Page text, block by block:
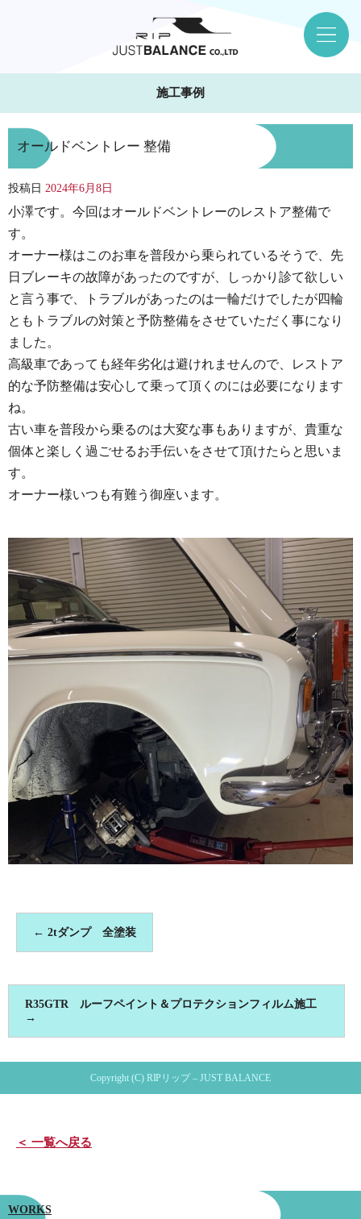
施工事例
オールドベントレー 整備
投稿日 2024年6月8日
小澤です。今回はオールドベントレーのレストア整備で
す。
オーナー様はこのお車を普段から乗られているそうで、先
日ブレーキの故障があったのですが、しっかり診て欲しい
と言う事で、トラブルがあったのは一輪だけでしたが四輪
ともトラブルの対策と予防整備をさせていただく事になり
ました。
高級車であっても経年劣化は避けれませんので、レストア
的な予防整備は安心して乗って頂くのには必要になります
ね。
古い車を普段から乗るのは大変な事もありますが、貴重な
個体と楽しく過ごせるお手伝いをさせて頂けたらと思いま
す。
オーナー様いつも有難う御座います。
← 2tダンプ 全塗装
R35GTR ルーフペイント＆プロテクションフィルム施工
→
Copyright (C) RIPリップ – JUST BALANCE
＜ 一覧へ戻る
WORKS